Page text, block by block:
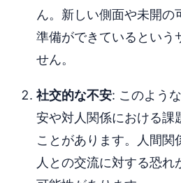
ん。新しい側面や未開の
準備ができているという
せん。
社交的な不安: このよう
安や対人関係における課
ことがあります。人間関
人との交流に対する恐れ